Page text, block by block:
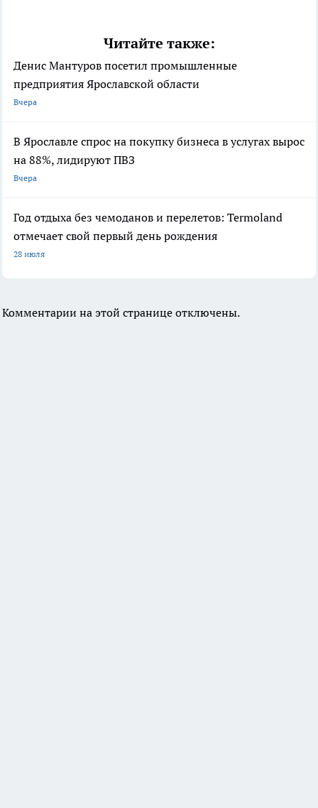
Читайте также:
Денис Мантуров посетил промышленные
предприятия Ярославской области
Вчера
В Ярославле спрос на покупку бизнеса в услугах вырос
на 88%, лидируют ПВЗ
Вчера
Год отдыха без чемоданов и перелетов: Termoland
отмечает свой первый день рождения
28 июля
Комментарии на этой странице отключены.